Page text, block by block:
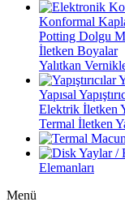
Konformal
Potting Dolgu
İletken Boyalar
Yalıtkan
Yapısal
Elektrik İletken
Termal İletken
Elemanları
Menü